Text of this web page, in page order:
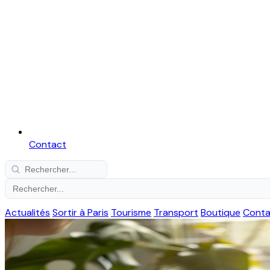
Contact
Actualités Sortir à Paris Tourisme Transport Boutique